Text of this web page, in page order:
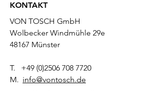
KONTAKT
VON TOSCH GmbH
Wolbecker Windmühle 29e
48167 Münster
T. +49 (0)2506 708 7720
M. info@vontosch.de